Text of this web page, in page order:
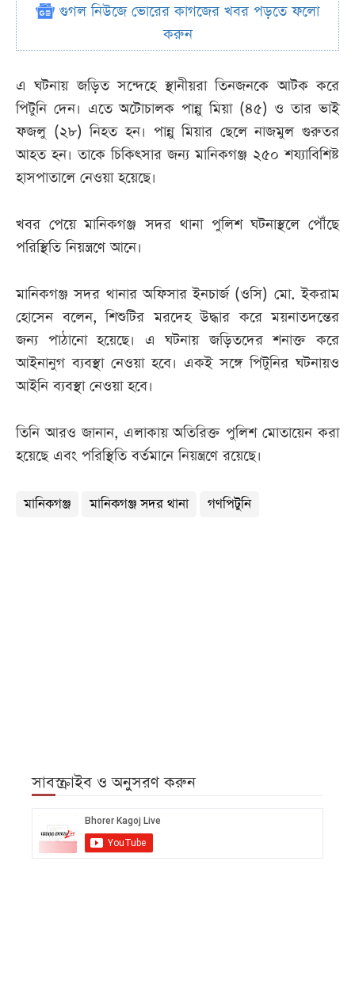
গুগল নিউজে ভোরের কাগজের খবর পড়তে ফলো
করুন
এ ঘটনায় জড়িত সন্দেহে স্থানীয়রা তিনজনকে আটক করে
পিটুনি দেন। এতে অটোচালক পান্নু মিয়া (৪৫) ও তার ভাই
ফজলু (২৮) নিহত হন। পান্নু মিয়ার ছেলে নাজমুল গুরুতর
আহত হন। তাকে চিকিৎসার জন্য মানিকগঞ্জ ২৫০ শয্যাবিশিষ্ট
হাসপাতালে নেওয়া হয়েছে।
খবর পেয়ে মানিকগঞ্জ সদর থানা পুলিশ ঘটনাস্থলে পৌঁছে
পরিস্থিতি নিয়ন্ত্রণে আনে।
মানিকগঞ্জ সদর থানার অফিসার ইনচার্জ (ওসি) মো. ইকরাম
হোসেন বলেন, শিশুটির মরদেহ উদ্ধার করে ময়নাতদন্তের
জন্য পাঠানো হয়েছে। এ ঘটনায় জড়িতদের শনাক্ত করে
আইনানুগ ব্যবস্থা নেওয়া হবে। একই সঙ্গে পিটুনির ঘটনায়ও
আইনি ব্যবস্থা নেওয়া হবে।
তিনি আরও জানান, এলাকায় অতিরিক্ত পুলিশ মোতায়েন করা
হয়েছে এবং পরিস্থিতি বর্তমানে নিয়ন্ত্রণে রয়েছে।
মানিকগঞ্জ মানিকগঞ্জ সদর থানা গণপিটুনি
সাবস্ক্রাইব ও অনুসরণ করুন